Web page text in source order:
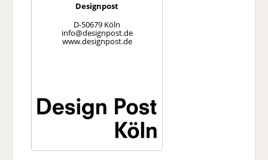
Designpost
D-50679 Köln
info@designpost.de
www.designpost.de